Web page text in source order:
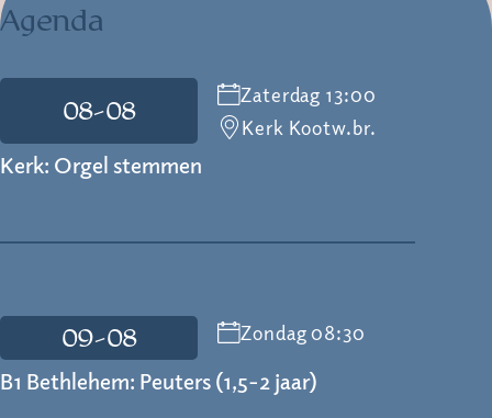
Agenda
08-08
Zaterdag 13:00
Kerk Kootw.br.
Kerk: Orgel stemmen
09-08 Zondag 08:30
B1 Bethlehem: Peuters (1,5-2 jaar)